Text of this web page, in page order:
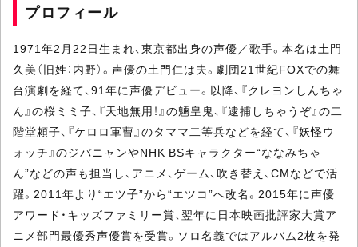
プロフィール
1971年2月22日生まれ、東京都出身の声優／歌手。本名は土門
久美（旧姓：内野）。声優の土門仁は夫。劇団21世紀FOXでの舞
台演劇を経て、91年に声優デビュー。以降、『クレヨンしんちゃ
ん』の桜ミミ子、『天地無用！』の魎皇鬼、『逮捕しちゃうぞ』の二
階堂頼子、『ケロロ軍曹』のタママ二等兵などを経て、『妖怪ウ
ォッチ』のジバニャンやNHK BSキャラクター“ななみちゃ
ん”などの声も担当し、アニメ、ゲーム、吹き替え、CMなどで活
躍。2011年より“エツ子”から“エツコ”へ改名。2015年に声優
アワード・キッズファミリー賞、翌年に日本映画批評家大賞ア
ニメ部門最優秀声優賞を受賞。ソロ名義ではアルバム2枚を発